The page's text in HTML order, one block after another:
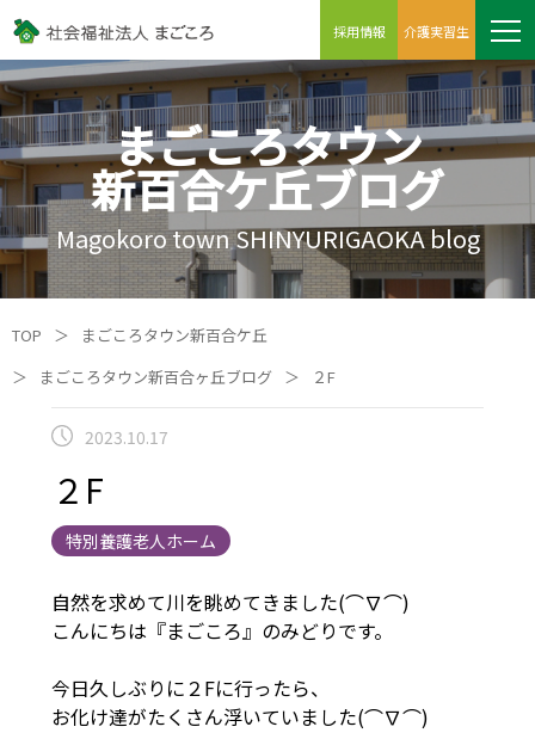
採用情報 介護実習生
まごころタウン
新百合ケ丘ブログ
Magokoro town SHINYURIGAOKA blog
TOP ＞
まごころタウン新百合ケ丘
＞
まごころタウン新百合ヶ丘ブログ ＞ ２F
2023.10.17
２F
特別養護老人ホーム
自然を求めて川を眺めてきました(⌒∇⌒)
こんにちは『まごころ』のみどりです。
今日久しぶりに２Fに行ったら、
お化け達がたくさん浮いていました(⌒∇⌒)